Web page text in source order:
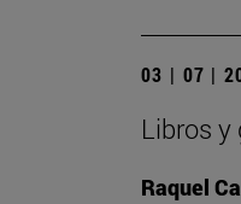
03 | 07 |
Libros y
Raquel